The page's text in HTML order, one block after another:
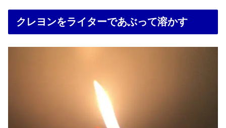
クレヨンをライターであぶって溶かす